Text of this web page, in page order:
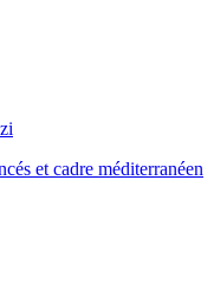
et cadre méditerranéen